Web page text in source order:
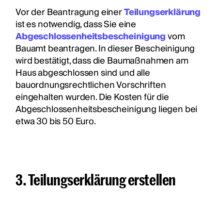
Vor der Beantragung einerTeilungserklärung
ist es notwendig, dass Sie eine
Abgeschlossenheitsbescheinigungvom
Bauamt beantragen. In dieser Bescheinigung
wird bestätigt, dass die Baumaßnahmen am
Haus abgeschlossen sind und alle
bauordnungsrechtlichen Vorschriften
eingehalten wurden. Die Kosten für die
Abgeschlossenheitsbescheinigung liegen bei
etwa 30 bis 50 Euro.
3. Teilungserklärung erstellen